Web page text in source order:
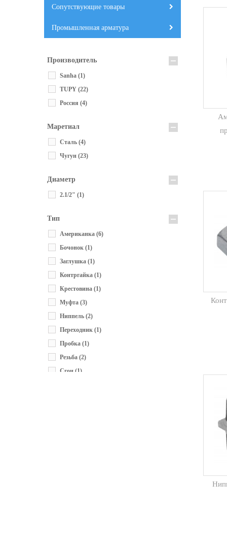
Сопутствующие товары
Промышленная арматура
Производитель
Sanha (1)
TUPY (22)
Россия (4)
Маретиал
Сталь (4)
Чугун (23)
Диаметр
2.1/2" (1)
Тип
Американка (6)
Бочонок (1)
Заглушка (1)
Контргайка (1)
Крестовина (1)
Муфта (3)
Ниппель (2)
Переходник (1)
Пробка (1)
Резьба (2)
Сгон (1)